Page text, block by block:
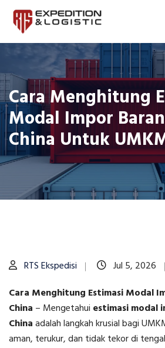
Cara Menghitung
Modal Impor
China Untuk
RTS Ekspedisi Jul 5, 2026
Cara Menghitung Estimasi Modal
China – Mengetahui estimasi modal
Chinaadalah langkah krusial bagi
aman, terukur, dan tidak tekor di